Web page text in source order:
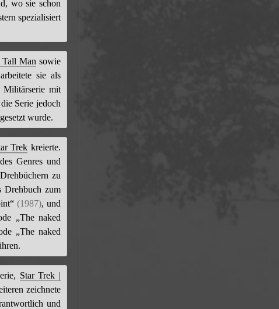
wo sie schon
spezialisiert
Tall Man sowie
sie als
Militärserie mit
Serie jedoch
wurde.
Trek kreierte.
Genres und
zu
Drehbuch zum
(1987), und
„The naked
„The naked
Star Trek |
zeichnete
und